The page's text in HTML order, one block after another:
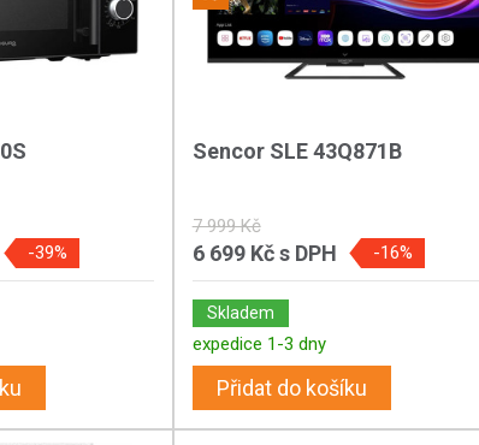
-39%
Sencor SLE 43Q871B
7 999 Kč
6 699 Kčs DPH -16%
Skladem
expedice 1-3 dny
Přidat do košíku